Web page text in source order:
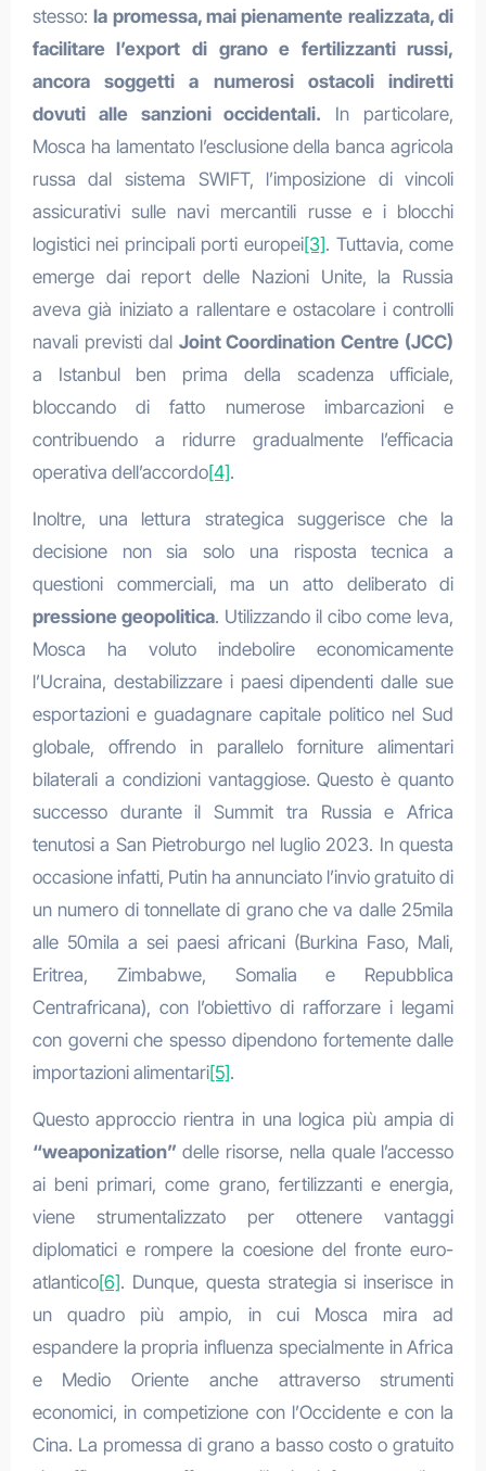
stesso: la promessa, mai pienamente realizzata, di
facilitare l’export di grano e fertilizzanti russi,
ancora soggetti a numerosi ostacoli indiretti
dovuti alle sanzioni occidentali. In particolare,
Mosca ha lamentato l’esclusione della banca agricola
russa dal sistema SWIFT, l’imposizione di vincoli
assicurativi sulle navi mercantili russe e i blocchi
logistici nei principali porti europei[3]. Tuttavia, come
emerge dai report delle Nazioni Unite, la Russia
aveva già iniziato a rallentare e ostacolare i controlli
navali previsti dal Joint Coordination Centre (JCC)
a Istanbul ben prima della scadenza ufficiale,
bloccando di fatto numerose imbarcazioni e
contribuendo a ridurre gradualmente l’efficacia
operativa dell’accordo[4].
Inoltre, una lettura strategica suggerisce che la
decisione non sia solo una risposta tecnica a
questioni commerciali, ma un atto deliberato di
pressione geopolitica. Utilizzando il cibo come leva,
Mosca ha voluto indebolire economicamente
l’Ucraina, destabilizzare i paesi dipendenti dalle sue
esportazioni e guadagnare capitale politico nel Sud
globale, offrendo in parallelo forniture alimentari
bilaterali a condizioni vantaggiose. Questo è quanto
successo durante il Summit tra Russia e Africa
tenutosi a San Pietroburgo nel luglio 2023. In questa
occasione infatti, Putin ha annunciato l’invio gratuito di
un numero di tonnellate di grano che va dalle 25mila
alle 50mila a sei paesi africani (Burkina Faso, Mali,
Eritrea, Zimbabwe, Somalia e Repubblica
Centrafricana), con l’obiettivo di rafforzare i legami
con governi che spesso dipendono fortemente dalle
importazioni alimentari[5].
Questo approccio rientra in una logica più ampia di
“weaponization” delle risorse, nella quale l’accesso
ai beni primari, come grano, fertilizzanti e energia,
viene strumentalizzato per ottenere vantaggi
diplomatici e rompere la coesione del fronte euro-
atlantico[6]. Dunque, questa strategia si inserisce in
un quadro più ampio, in cui Mosca mira ad
espandere la propria influenza specialmente in Africa
e Medio Oriente anche attraverso strumenti
economici, in competizione con l’Occidente e con la
Cina. La promessa di grano a basso costo o gratuito